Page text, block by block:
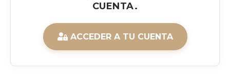
CUENTA.
ACCEDER A TU CUENTA